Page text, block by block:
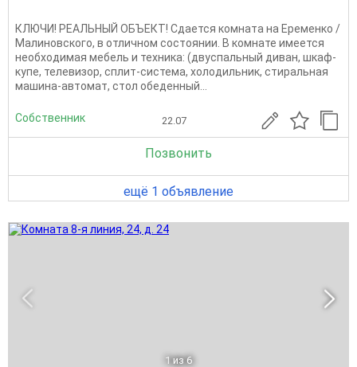
КЛЮЧИ! РЕАЛЬНЫЙ ОБЪЕКТ! Сдается комната на Еременко /
Малиновского, в отличном состоянии. В комнате имеется
необходимая мебель и техника: (двуспальный диван, шкаф-
купе, телевизор, сплит-система, холодильник, стиральная
машина-автомат, стол обеденный...
Собственник 22.07
Позвонить
ещё 1 объявление
1 из 6